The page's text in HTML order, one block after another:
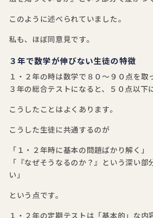
このように述べられていました。
私も、ほぼ同意見です。
３年で数学が伸びない生徒の特徴
１・２年の時は数学で８０～９０点を取
３年の総合テストになると、５０点以下
こうしたことはよくあります。
こうした生徒に共通するのが
「１・２年時に基本の問題ばかり解く」
「『なぜそうなるのか？』という深い部
い」
という点です。
１・２年の定期テストは「基本的」な内